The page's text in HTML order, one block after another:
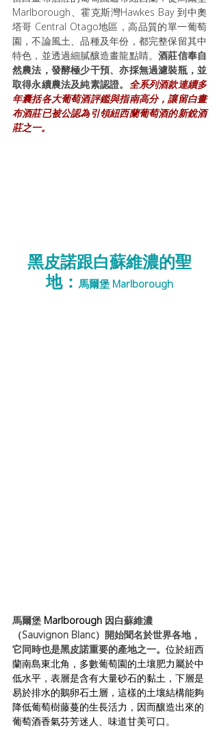
Marlborough、霍克斯灣Hawkes Bay 到中奧
塔哥 Central Otago地區，高品質的單一葡萄
園，不論風土、品種及年份，都完整保留其中
特色，並透過細膩釀造畫龍點睛。酒莊信奉自
然農法，發酵極少干預、亦採無過濾裝瓶，並
取得永續農法及純素認證。 全系列酒款連續多
年囊括各大葡萄酒評鑑與指南高分，讓留白畫
布酒莊已被公認為引領紐西蘭葡萄酒的新銳酒
莊之一。
黑皮諾跟白蘇維濃的聖
地： 馬爾堡 Marlborough
馬爾堡 Marlborough 因白蘇維濃
（Sauvignon Blanc）開始聞名於世界各地，
它同時也是黑皮諾重要的產地之一。 位於紐西
蘭南島東北角，多數葡萄園的土壤肥力屬於中
低水平，表層是含有大量砂石的黏土，下層是
易於排水的鵝卵石土層，這樣的土壤結構能夠
降低葡萄樹藤蔓的生長活力，因而釀造出來的
葡萄酒香氣芬芳迷人、味道甘美可口。